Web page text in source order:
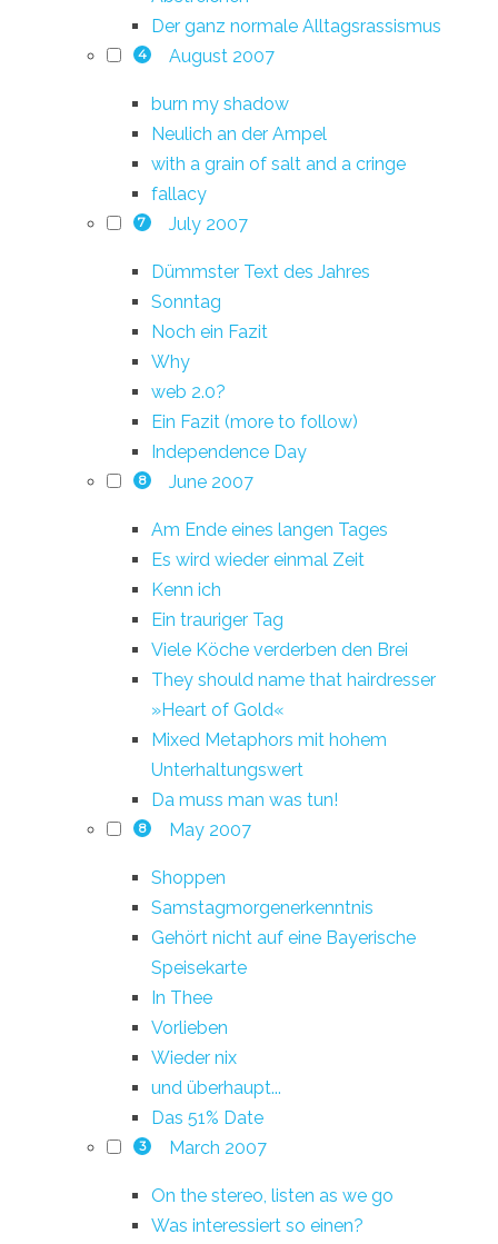
Der ganz normale Alltagsrassismus
4 August 2007
burn my shadow
Neulich an der Ampel
with a grain of salt and a cringe
fallacy
7 July 2007
Dümmster Text des Jahres
Sonntag
Noch ein Fazit
Why
web 2.0?
Ein Fazit (more to follow)
Independence Day
8 June 2007
Am Ende eines langen Tages
Es wird wieder einmal Zeit
Kenn ich
Ein trauriger Tag
Viele Köche verderben den Brei
They should name that hairdresser
»Heart of Gold«
Mixed Metaphors mit hohem
Unterhaltungswert
Da muss man was tun!
8 May 2007
Shoppen
Samstagmorgenerkenntnis
Gehört nicht auf eine Bayerische
Speisekarte
In Thee
Vorlieben
Wieder nix
und überhaupt...
Das 51% Date
3 March 2007
On the stereo, listen as we go
Was interessiert so einen?